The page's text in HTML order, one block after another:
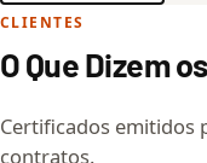
CLIENTES
O Que Dizem
Certificados emitidos
contratos.